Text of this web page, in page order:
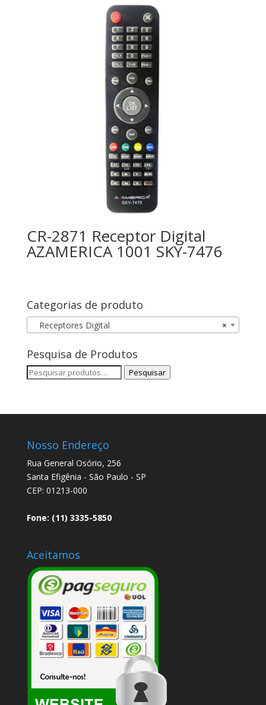
CR-2871 Receptor Digital
AZAMERICA 1001 SKY-7476
Categorias de produto
×
Receptores Digital
Pesquisa de Produtos
Pesquisar
Pesquisar
Nosso Endereço
Rua General Osório, 256
Santa Efigênia - São Paulo - SP
CEP: 01213-000
Fone: (11) 3335-5850
Aceitamos